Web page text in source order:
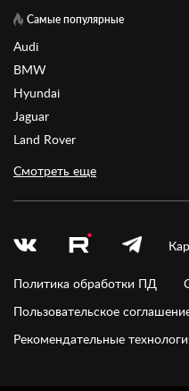
Самые популярные
Audi
BMW
Hyundai
Jaguar
Land Rover
Смотреть еще
Политика обработки ПД
Пользовательское
Рекомендательные